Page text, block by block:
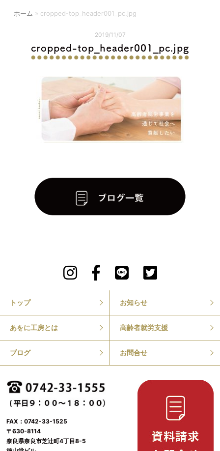
ホーム » cropped-top_header001_pc.jpg
2019/11/07
cropped-top_header001_pc.jpg
トップ お知らせ
あをに工房とは 高齢者就労支援
ブログ お問合せ
FAX：0742-33-1525
〒630-8114
奈良県奈良市芝辻町4丁目8-5